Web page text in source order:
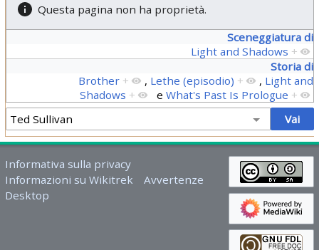
Questa pagina non ha proprietà.
Sceneggiatura di
Light and Shadows +
Storia di
Brother + , Lethe (episodio) + , Light and
Shadows + eWhat's Past Is Prologue +
Informativa sulla privacy
Informazioni su Wikitrek
Avvertenze
Desktop